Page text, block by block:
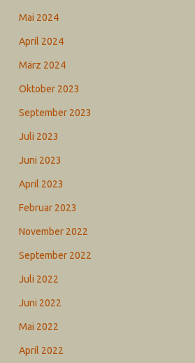
Mai 2024
April 2024
März 2024
Oktober 2023
September 2023
Juli 2023
Juni 2023
April 2023
Februar 2023
November 2022
September 2022
Juli 2022
Juni 2022
Mai 2022
April 2022